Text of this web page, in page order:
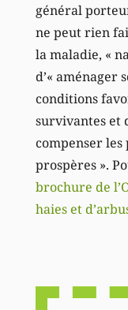
général
ne peut rien
la maladie, «
d’« aménager
conditions
survivantes et
compenser les
prospères ».
brochure de
haies et